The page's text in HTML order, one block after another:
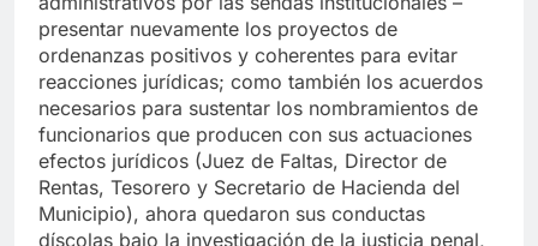
presentar nuevamente los proyectos de
ordenanzas positivos y coherentes para evitar
reacciones jurídicas; como también los acuerdos
necesarios para sustentar los nombramientos de
funcionarios que producen con sus actuaciones
efectos jurídicos (Juez de Faltas, Director de
Rentas, Tesorero y Secretario de Hacienda del
Municipio), ahora quedaron sus conductas
díscolas bajo la investigación de la justicia penal,